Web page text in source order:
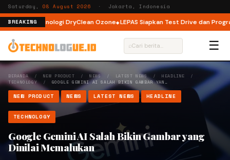
Saturday,08 August 2026 · Jakarta, Indonesia
BREAKINGTeknologi DryClean Ozone LEPAS Siapkan Test Drive dan
⌕ ☰
BERANDA / NEW PRODUCT / NEWS / LATEST NEWS/ HEADLINE /
TECHNOLOGY/ GOOGLE GEMINI AI SALAH BIKIN GAMBAR YAN…
NEW PRODUCT NEWS LATEST NEWS HEADLINE
TECHNOLOGY
Google Gemini AI Salah Bikin Gambar yang
Dinilai Memalukan